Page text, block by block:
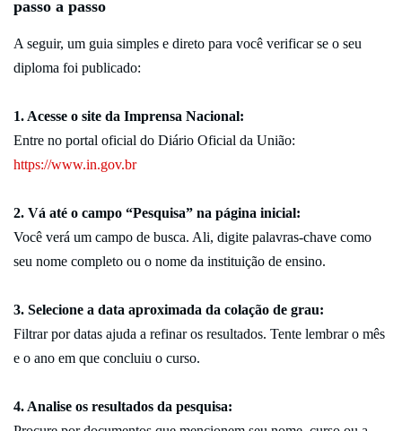
passo a passo
A seguir, um guia simples e direto para você verificar se o seu
diploma foi publicado:
1. Acesse o site da Imprensa Nacional:
Entre no portal oficial do Diário Oficial da União:
https://www.in.gov.br
2. Vá até o campo “Pesquisa” na página inicial:
Você verá um campo de busca. Ali, digite palavras-chave como
seu nome completo ou o nome da instituição de ensino.
3. Selecione a data aproximada da colação de grau:
Filtrar por datas ajuda a refinar os resultados. Tente lembrar o mês
e o ano em que concluiu o curso.
4. Analise os resultados da pesquisa: